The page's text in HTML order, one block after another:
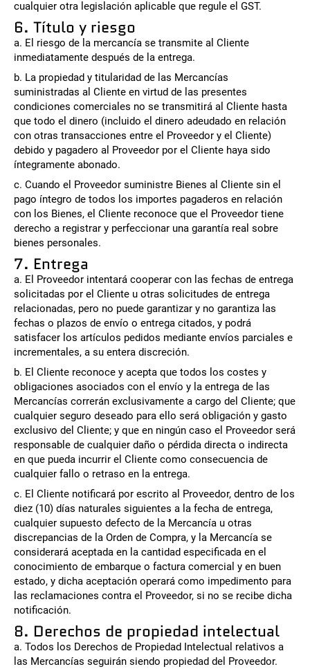
cualquier otra legislación aplicable que regule el GST.
6. Título y riesgo
a. El riesgo de la mercancía se transmite al Cliente
inmediatamente después de la entrega.
b. La propiedad y titularidad de las Mercancías
suministradas al Cliente en virtud de las presentes
condiciones comerciales no se transmitirá al Cliente hasta
que todo el dinero (incluido el dinero adeudado en relación
con otras transacciones entre el Proveedor y el Cliente)
debido y pagadero al Proveedor por el Cliente haya sido
íntegramente abonado.
c. Cuando el Proveedor suministre Bienes al Cliente sin el
pago íntegro de todos los importes pagaderos en relación
con los Bienes, el Cliente reconoce que el Proveedor tiene
derecho a registrar y perfeccionar una garantía real sobre
bienes personales.
7. Entrega
a. El Proveedor intentará cooperar con las fechas de entrega
solicitadas por el Cliente u otras solicitudes de entrega
relacionadas, pero no puede garantizar y no garantiza las
fechas o plazos de envío o entrega citados, y podrá
satisfacer los artículos pedidos mediante envíos parciales e
incrementales, a su entera discreción.
b. El Cliente reconoce y acepta que todos los costes y
obligaciones asociados con el envío y la entrega de las
Mercancías correrán exclusivamente a cargo del Cliente; que
cualquier seguro deseado para ello será obligación y gasto
exclusivo del Cliente; y que en ningún caso el Proveedor será
responsable de cualquier daño o pérdida directa o indirecta
en que pueda incurrir el Cliente como consecuencia de
cualquier fallo o retraso en la entrega.
c. El Cliente notificará por escrito al Proveedor, dentro de los
diez (10) días naturales siguientes a la fecha de entrega,
cualquier supuesto defecto de la Mercancía u otras
discrepancias de la Orden de Compra, y la Mercancía se
considerará aceptada en la cantidad especificada en el
conocimiento de embarque o factura comercial y en buen
estado, y dicha aceptación operará como impedimento para
las reclamaciones contra el Proveedor, si no se recibe dicha
notificación.
8. Derechos de propiedad intelectual
a. Todos los Derechos de Propiedad Intelectual relativos a
las Mercancías seguirán siendo propiedad del Proveedor.